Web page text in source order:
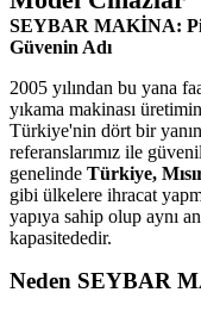
SEYBAR MAKİNA:
Güvenin Adı
2005 yılından bu yana
yıkama makinası
Türkiye'nin dört bir
referanslarımız ile
genelinde Türkiye,
gibi ülkelere ihracat
yapıya sahip olup aynı
kapasitededir.
Neden SEYBAR